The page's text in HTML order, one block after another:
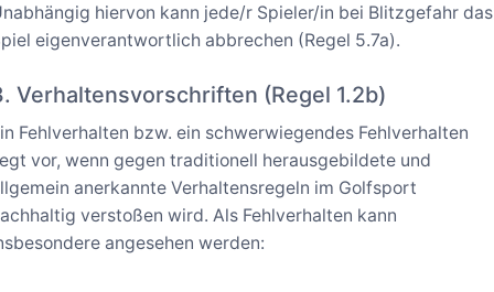
hiervon kann jede/r Spieler/in bei Blitzgefahr das
eigenverantwortlich abbrechen (Regel 5.7a).
Verhaltensvorschriften (Regel 1.2b)
Fehlverhalten bzw. ein schwerwiegendes Fehlverhalten
vor, wenn gegen traditionell herausgebildete und
anerkannte Verhaltensregeln im Golfsport
verstoßen wird. Als Fehlverhalten kann
angesehen werden: